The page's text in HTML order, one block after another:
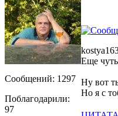
Сообщений: 1297
Поблагодарили:
97
Еще
Ну вот
Но я с